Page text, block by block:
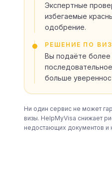
Экспертные
избегаемые
одобрение.
РЕШЕНИЕ ПО
Вы подаёте более
больше
Ни один сервис не может
визы. HelpMyVisa снижает
недостающих документов и